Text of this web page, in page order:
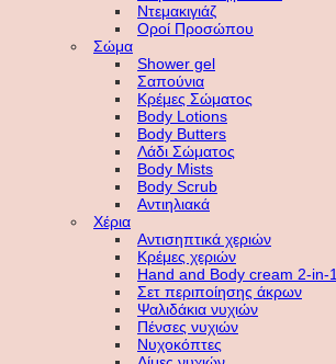
Ντεμακιγιάζ
Οροί Προσώπου
Σώμα
Shower gel
Σαπούνια
Κρέμες Σώματος
Body Lotions
Body Butters
Λάδι Σώματος
Body Mists
Body Scrub
Αντιηλιακά
Χέρια
Αντισηπτικά χεριών
Κρέμες χεριών
Hand and Body cream 2-in-1
Σετ περιποίησης άκρων
Ψαλιδάκια νυχιών
Πένσες νυχιών
Νυχοκόπτες